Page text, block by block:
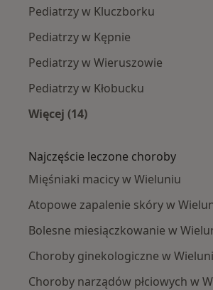
Pediatrzy w Kluczborku
Pediatrzy w Kępnie
Pediatrzy w Wieruszowie
Pediatrzy w Kłobucku
Więcej (14)
Najczęście leczone choroby
Mięśniaki macicy w Wieluniu
Atopowe zapalenie skóry w
Bolesne miesiączkowanie w
Choroby ginekologiczne w
Choroby narządów płciowych w